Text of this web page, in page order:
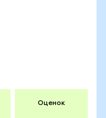
Оценок